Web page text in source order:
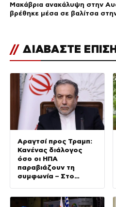
Μακάβρια ανακάλυψη στην
βρέθηκε μέσα σε βαλίτσα
// ΔΙΑΒΑΣΤΕ
Αραγτσί προς Τραμπ:
Κανένας διάλογος
όσο οι ΗΠΑ
παραβιάζουν τη
συμφωνία – Στο
το Ομάν